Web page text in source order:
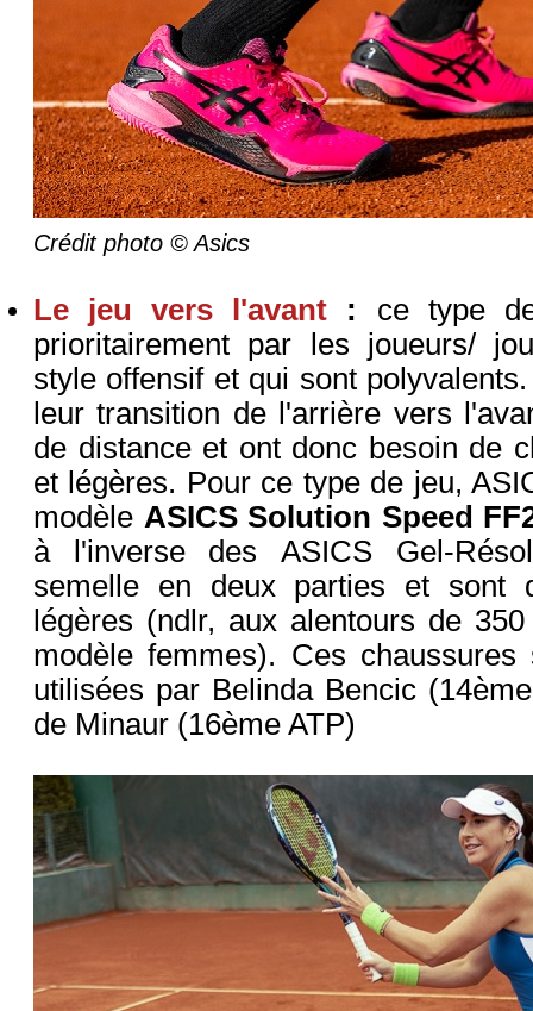
Crédit photo © Asics
Le jeu vers l'avant : ce type
prioritairement par les joueurs/
style offensif et qui sont
leur transition de l'arrière vers
de distance et ont donc besoin de
et légères. Pour ce type de jeu,
modèle ASICS Solution Speed
à l'inverse des ASICS Gel-
semelle en deux parties et sont
légères (ndlr, aux alentours de
modèle femmes). Ces
utilisées par Belinda Bencic
de Minaur (16ème ATP)